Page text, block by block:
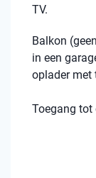
TV.
Balkon
in een
oplader met
Toegang tot